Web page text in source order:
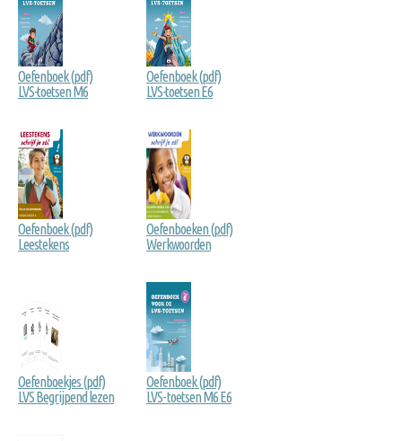
Oefenboek (pdf)
LVS-toetsen M6
Oefenboek (pdf)
LVS-toetsen E6
Oefenboek (pdf)
Leestekens
Oefenboeken (pdf)
Werkwoorden
Oefenboekjes (pdf)
LVS Begrijpend lezen
Oefenboek (pdf)
LVS- toetsen M6 E6